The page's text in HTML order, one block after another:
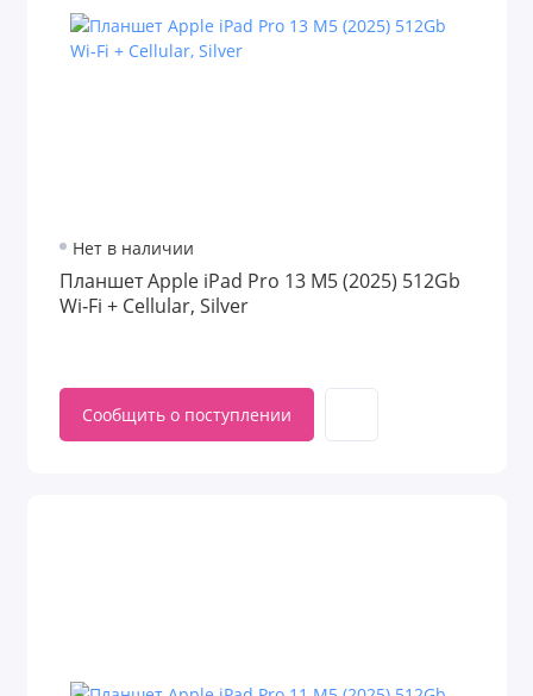
Нет в наличии
Планшет Apple iPad Pro 13 M5 (2025) 512Gb
Wi‑Fi + Cellular, Silver
Сообщить о поступлении